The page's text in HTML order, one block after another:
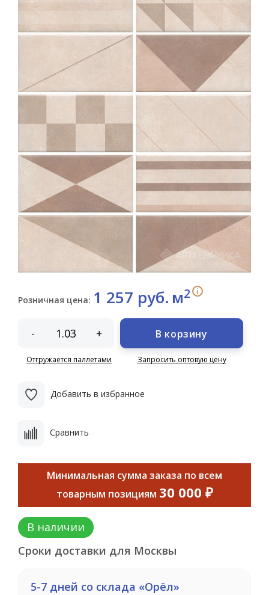
Розничная цена: 1 257 руб. м2 i
- +
Отгружается паллетами
В корзину
Запросить оптовую цену
Добавить в избранное
Сравнить
Минимальная сумма заказа по всем
товарным позициям 30 000 ₽
В наличии
Сроки доставки для Москвы
5-7 дней со склада «Орёл»